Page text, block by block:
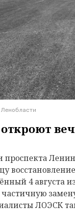
проспекта
4 августа
ЛОЭСК